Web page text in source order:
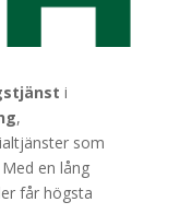
i
,
som
Med en lång
får högsta